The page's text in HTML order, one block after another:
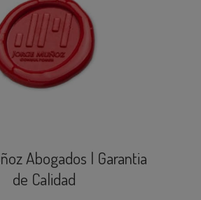
Abogados | Garantia
de Calidad